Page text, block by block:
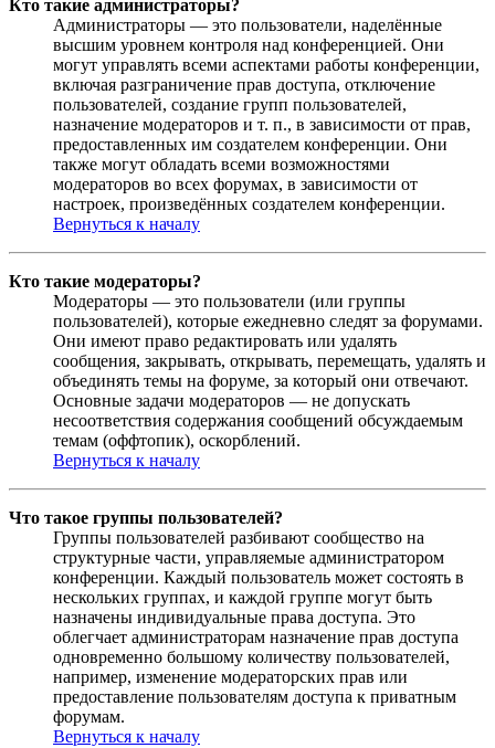
Кто такие администраторы?
Администраторы — это пользователи, наделённые
высшим уровнем контроля над конференцией. Они
могут управлять всеми аспектами работы конференции,
включая разграничение прав доступа, отключение
пользователей, создание групп пользователей,
назначение модераторов и т. п., в зависимости от прав,
предоставленных им создателем конференции. Они
также могут обладать всеми возможностями
модераторов во всех форумах, в зависимости от
настроек, произведённых создателем конференции.
Вернуться к началу
Кто такие модераторы?
Модераторы — это пользователи (или группы
пользователей), которые ежедневно следят за форумами.
Они имеют право редактировать или удалять
сообщения, закрывать, открывать, перемещать, удалять и
объединять темы на форуме, за который они отвечают.
Основные задачи модераторов — не допускать
несоответствия содержания сообщений обсуждаемым
темам (оффтопик), оскорблений.
Вернуться к началу
Что такое группы пользователей?
Группы пользователей разбивают сообщество на
структурные части, управляемые администратором
конференции. Каждый пользователь может состоять в
нескольких группах, и каждой группе могут быть
назначены индивидуальные права доступа. Это
облегчает администраторам назначение прав доступа
одновременно большому количеству пользователей,
например, изменение модераторских прав или
предоставление пользователям доступа к приватным
форумам.
Вернуться к началу